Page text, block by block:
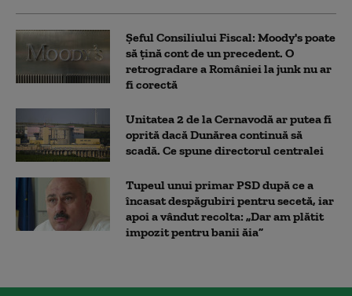
Șeful Consiliului Fiscal: Moody's poate
să țină cont de un precedent. O
retrogradare a României la junk nu ar
fi corectă
Unitatea 2 de la Cernavodă ar putea fi
oprită dacă Dunărea continuă să
scadă. Ce spune directorul centralei
Tupeul unui primar PSD după ce a
încasat despăgubiri pentru secetă, iar
apoi a vândut recolta: „Dar am plătit
impozit pentru banii ăia”